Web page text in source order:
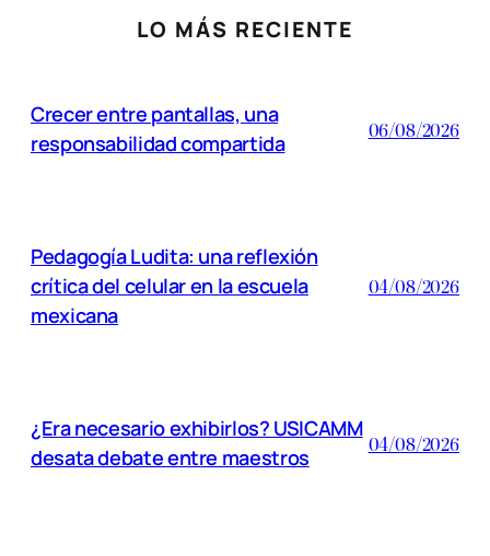
LO MÁS RECIENTE
Crecer entre pantallas, una
responsabilidad compartida
06/08/2026
Pedagogía Ludita: una reflexión
crítica del celular en la escuela
mexicana
04/08/2026
¿Era necesario exhibirlos? USICAMM
desata debate entre maestros
04/08/2026